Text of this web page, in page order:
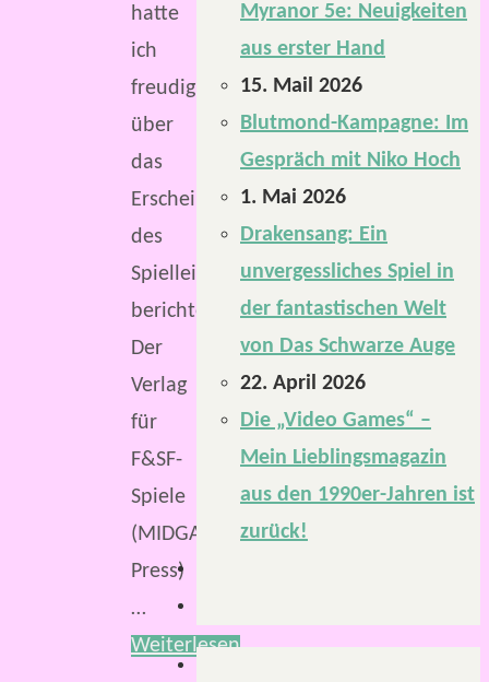
hatte
ich
freudig
über
das
Erscheinen
des
Spielleiterschirms
berichtet.
Der
Verlag
für
F&SF-
Spiele
(MIDGARD
Press)
…
Weiterlesen
Myranor 5e: Neuigkeiten
aus erster Hand
15. Mail 2026
Blutmond-Kampagne: Im
Gespräch mit Niko Hoch
1. Mai 2026
Drakensang: Ein
unvergessliches Spiel in
der fantastischen Welt
von Das Schwarze Auge
22. April 2026
Die „Video Games“ –
Mein Lieblingsmagazin
aus den 1990er-Jahren ist
zurück!